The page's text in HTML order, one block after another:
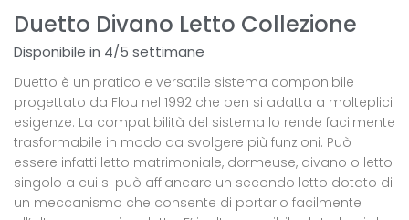
Duetto Divano Letto Collezione
Disponibile in 4/5 settimane
Duetto è un pratico e versatile sistema componibile
progettato da Flou nel 1992 che ben si adatta a molteplici
esigenze. La compatibilità del sistema lo rende facilmente
trasformabile in modo da svolgere più funzioni. Può
essere infatti letto matrimoniale, dormeuse, divano o letto
singolo a cui si può affiancare un secondo letto dotato di
un meccanismo che consente di portarlo facilmente